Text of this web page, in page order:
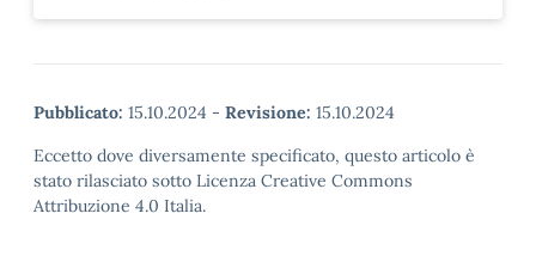
Pubblicato: 15.10.2024 - Revisione: 15.10.2024
Eccetto dove diversamente specificato, questo articolo è
stato rilasciato sotto Licenza Creative Commons
Attribuzione 4.0 Italia.